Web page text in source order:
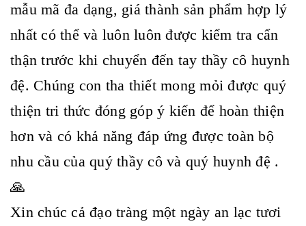
mẫu mã đa dạng, giá thành sản phẩm hợp lý
nhất có thể và luôn luôn được kiểm tra cẩn
thận trước khi chuyển đến tay thầy cô huynh
đệ. Chúng con tha thiết mong mỏi được quý
thiện tri thức đóng góp ý kiến để hoàn thiện
hơn và có khả năng đáp ứng được toàn bộ
nhu cầu của quý thầy cô và quý huynh đệ .
🙏
Xin chúc cả đạo tràng một ngày an lạc tươi